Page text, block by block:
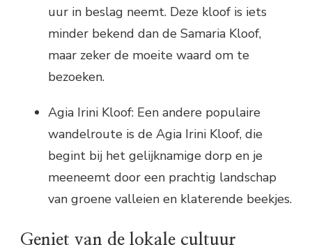
uur in beslag neemt. Deze kloof is iets
minder bekend dan de Samaria Kloof,
maar zeker de moeite waard om te
bezoeken.
Agia Irini Kloof: Een andere populaire
wandelroute is de Agia Irini Kloof, die
begint bij het gelijknamige dorp en je
meeneemt door een prachtig landschap
van groene valleien en klaterende beekjes.
Geniet van de lokale cultuur